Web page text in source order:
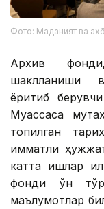
Фото: Маданият ва
Архив
шаклланиши
ёритиб
Муассаса
топилган
қимматли
катта ишлар
фонди ўн
маълумотлар